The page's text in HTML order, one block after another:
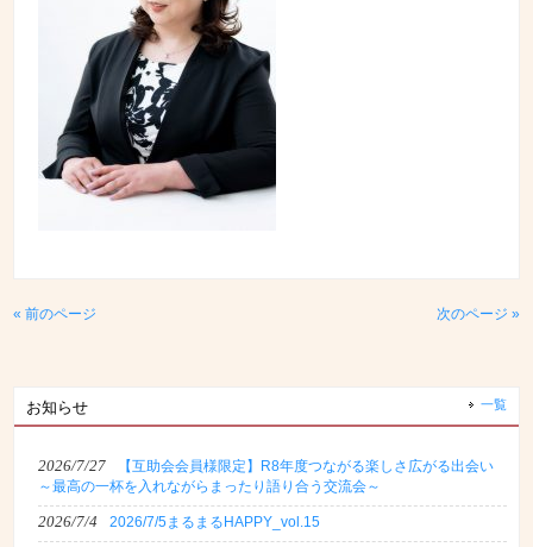
« 前のページ 次のページ »
お知らせ 一覧
2026/7/27
【互助会会員様限定】R8年度つながる楽しさ広がる出会い
～最高の一杯を入れながらまったり語り合う交流会～
2026/7/4 2026/7/5まるまるHAPPY_vol.15